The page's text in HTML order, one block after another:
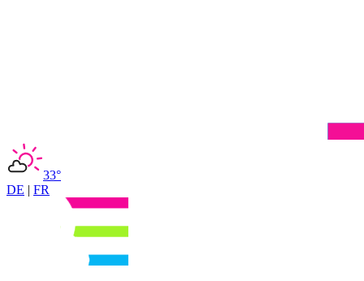
33°
DE | FR